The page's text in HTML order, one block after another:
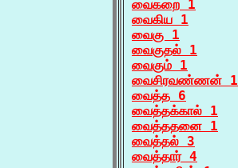
வைகறை 1
வைகிய 1
வைகு 1
வைகுதல் 1
வைகும் 1
வைசிரவண்ணன் 1
வைத்த 6
வைத்தக்கால் 1
வைத்ததனை 1
வைத்தல் 3
வைத்தார் 4